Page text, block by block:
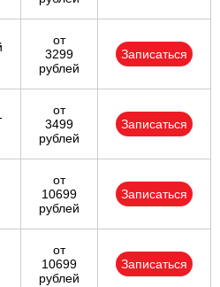
от
3299
рублей
Записаться
от
3499
рублей
Записаться
от
10699
рублей
Записаться
от
10699
рублей
Записаться